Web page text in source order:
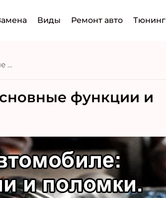
Виды Ремонт авто Тюнинг
Катализатор в автомобиле: основные функции и поломки.
функции и